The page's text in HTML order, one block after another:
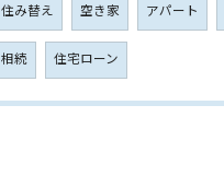
住み替え 空き家 アパート
相続 住宅ローン